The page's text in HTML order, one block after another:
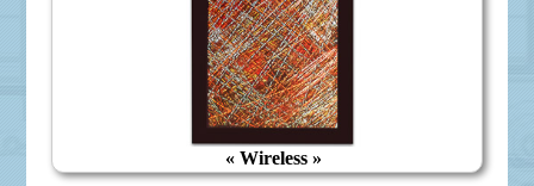
« Wireless »